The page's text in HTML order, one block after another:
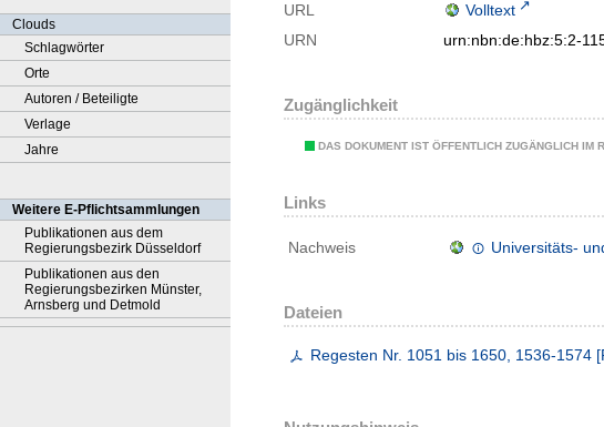
Clouds
Schlagwörter
Orte
Autoren / Beteiligte
Verlage
Jahre
Weitere E-Pflichtsammlungen
Publikationen aus dem
Regierungsbezirk Düsseldorf
Publikationen aus den
Regierungsbezirken Münster,
Arnsberg und Detmold
URL
Volltext
URN
urn:nbn:de:hbz:5:2-
Zugänglichkeit
DAS DOKUMENT IST ÖFFENTLICH ZUGÄNGLICH IM
Links
Nachweis Universitäts-
Dateien
Regesten Nr. 1051 bis 1650, 1536-1574 [